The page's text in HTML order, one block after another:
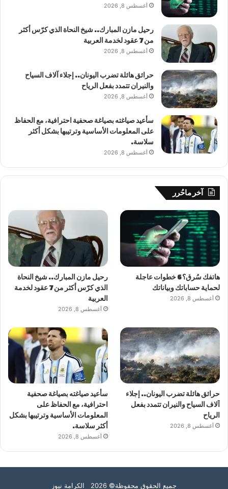
أغسطس 8, 2026
رحيل مازن المبارك.. شيخ النحاة الذي كرّس أكثر
من 7 عقود لخدمة العربية
أغسطس 8, 2026
حرائق هائلة تضرب اليونان.. إجلاء آلاف السياح
والنيران تتمدد بفعل الرياح
أغسطس 8, 2026
سأعيد صياغته بصياغة صحفية احترافية، مع الحفاظ
على المعلومات الأساسية وترتيبها بشكل أكثر
سلاسة.
أغسطس 8, 2026
آخر ماحُرر
هاتفك سُرق؟ 6 خطوات عاجلة
لحماية حساباتك وبياناتك
أغسطس 8, 2026
رحيل مازن المبارك.. شيخ النحاة
الذي كرّس أكثر من 7 عقود لخدمة
العربية
أغسطس 8, 2026
حرائق هائلة تضرب اليونان.. إجلاء
آلاف السياح والنيران تتمدد بفعل
الرياح
أغسطس 8, 2026
سأعيد صياغته بصياغة صحفية
احترافية، مع الحفاظ على
المعلومات الأساسية وترتيبها بشكل
أكثر سلاسة.
أغسطس 8, 2026
جميع الحقوق محفوظة© 2026 الكرامة نيوز